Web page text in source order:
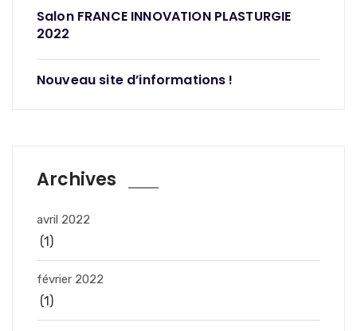
Salon FRANCE INNOVATION PLASTURGIE
2022
Nouveau site d’informations !
Archives
avril 2022
(1)
février 2022
(1)